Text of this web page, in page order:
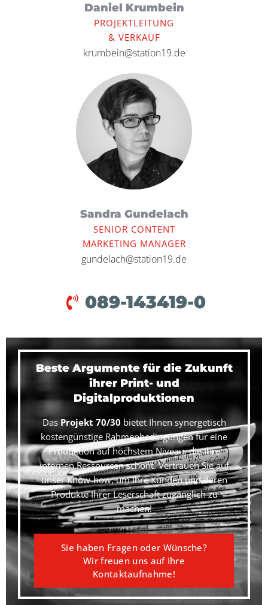
Daniel Krumbein
PROJEKTLEITUNG
& VERKAUF
krumbein@station19.de
Sandra Gundelach
SENIOR CONTENT
MARKETING MANAGER
gundelach@station19.de
089-143419-0
Beste Argumente für die Zukunft
ihrer Print- und
Digitalproduktionen
Das Projekt 70/30 bietet Ihnen synergetisch
kostengünstige Rahmenbedingungen für eine
Produktion auf höchstem Niveau, die Ihre
internen Ressourcen schont. Vertrauen Sie auf
unser Know-how, um Ihre Kunden und deren
Produkte Ihrer Leserschaft zugänglich zu
machen!
Sie haben Fragen oder Wünsche?
Wir freuen uns auf Ihre
Kontaktaufnahme!